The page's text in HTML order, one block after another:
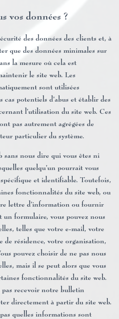
vos données ?
des données des clients et, à
que des données minimales sur
la mesure où cela est
le site web. Les
sont utilisées
potentiels d’abus et établir des
l’utilisation du site web. Ces
pas autrement agrégées de
particulier du système.
sans nous dire qui vous êtes ni
quelqu’un pourrait vous
et identifiable. Toutefois,
fonctionnalités du site web, ou
lettre d’information ou fournir
un formulaire, vous pouvez nous
telles que votre e-mail, votre
résidence, votre organisation,
pouvez choisir de ne pas nous
mais il se peut alors que vous
fonctionnalités du site web.
pas recevoir notre bulletin
directement à partir du site web.
quelles informations sont